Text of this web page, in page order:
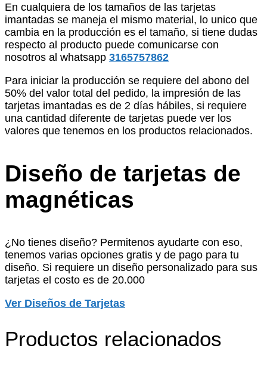
En cualquiera de los tamaños de las tarjetas
imantadas se maneja el mismo material, lo unico que
cambia en la producción es el tamaño, si tiene dudas
respecto al producto puede comunicarse con
nosotros al whatsapp 3165757862
Para iniciar la producción se requiere del abono del
50% del valor total del pedido, la impresión de las
tarjetas imantadas es de 2 días hábiles, si requiere
una cantidad diferente de tarjetas puede ver los
valores que tenemos en los productos relacionados.
Diseño de tarjetas de
magnéticas
¿No tienes diseño? Permitenos ayudarte con eso,
tenemos varias opciones gratis y de pago para tu
diseño. Si requiere un diseño personalizado para sus
tarjetas el costo es de 20.000
Ver Diseños de Tarjetas
Productos relacionados